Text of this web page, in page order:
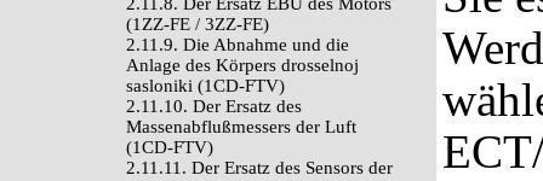
(1ZZ-FE / 3ZZ-FE)
2.11.9. Die Abnahme und die
Anlage des Körpers drosselnoj
sasloniki (1CD-FTV)
2.11.10. Der Ersatz des
Massenabflußmessers der Luft
(1CD-FTV)
2.11.11. Der Ersatz des Sensors der